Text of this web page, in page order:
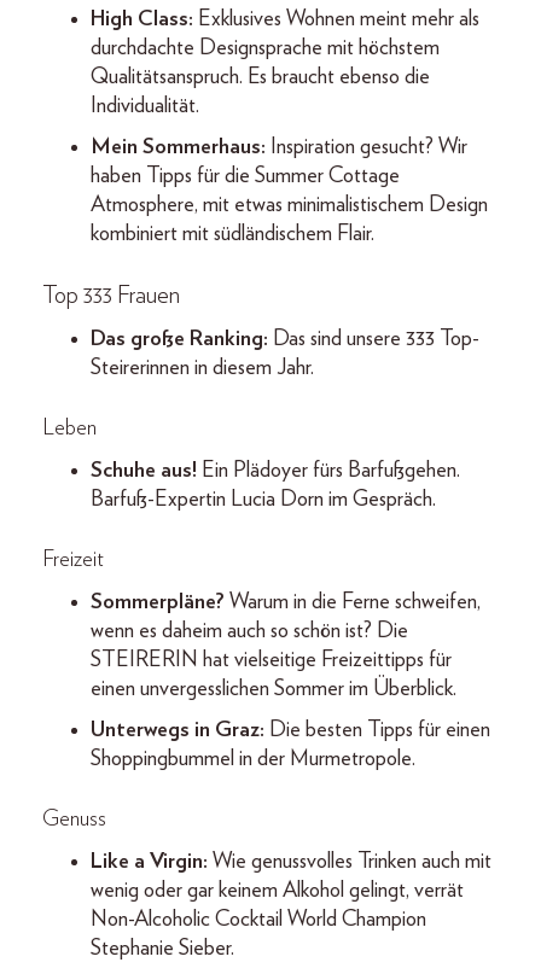
High Class: Exklusives Wohnen meint mehr als
durchdachte Designsprache mit höchstem
Qualitätsanspruch. Es braucht ebenso die
Individualität.
Mein Sommerhaus: Inspiration gesucht? Wir
haben Tipps für die Summer Cottage
Atmosphere, mit etwas minimalistischem Design
kombiniert mit südländischem Flair.
Top 333 Frauen
Das große Ranking: Das sind unsere 333 Top-
Steirerinnen in diesem Jahr.
Leben
Schuhe aus! Ein Plädoyer fürs Barfußgehen.
Barfuß-Expertin Lucia Dorn im Gespräch.
Freizeit
Sommerpläne? Warum in die Ferne schweifen,
wenn es daheim auch so schön ist? Die
STEIRERIN hat vielseitige Freizeittipps für
einen unvergesslichen Sommer im Überblick.
Unterwegs in Graz: Die besten Tipps für einen
Shoppingbummel in der Murmetropole.
Genuss
Like a Virgin: Wie genussvolles Trinken auch mit
wenig oder gar keinem Alkohol gelingt, verrät
Non-Alcoholic Cocktail World Champion
Stephanie Sieber.